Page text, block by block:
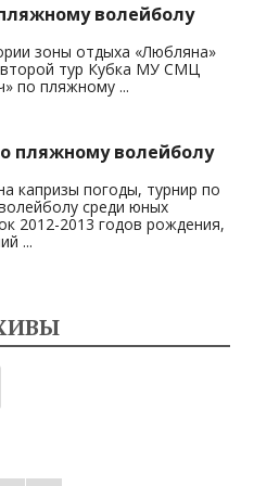
волейболу
зоны отдыха «Любляна»
второй тур Кубка МУ СМЦ
по пляжному ...
пляжному волейболу
капризы погоды, турнир по
среди юных
2012-2013 годов рождения,
...